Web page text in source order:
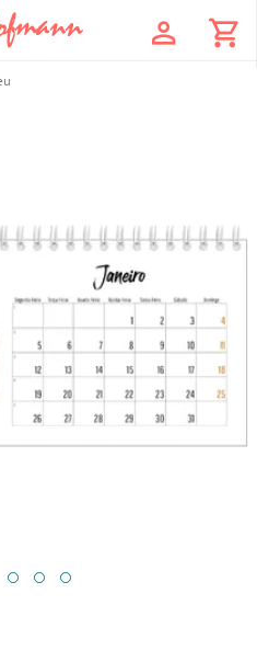
profile shopping_cart